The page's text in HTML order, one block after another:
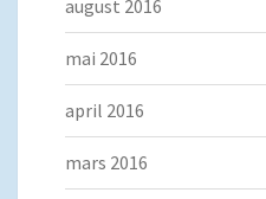
august 2016
mai 2016
april 2016
mars 2016